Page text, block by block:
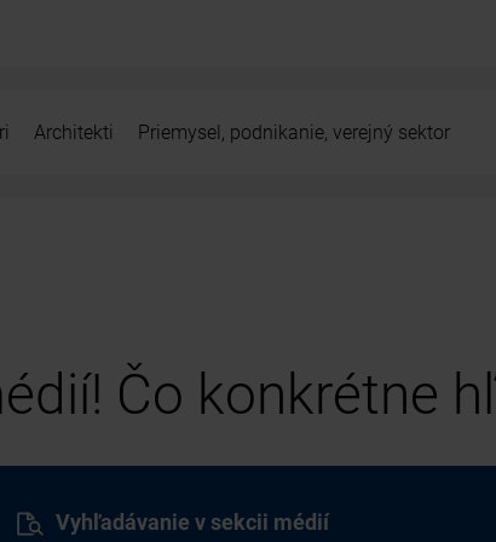
Architekti Priemysel, podnikanie, verejný sektor
Čo konkrétne
Vyhľadávanie v sekcii médií